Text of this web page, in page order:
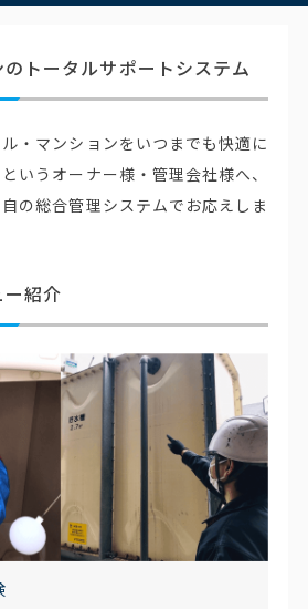
トータルサポートシステム
・マンションをいつまでも快適に
いうオーナー様・管理会社様へ、
の総合管理システムでお応えしま
紹介